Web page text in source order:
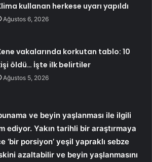
kullanan herkese uyarı yapıldı
Ağustos 6, 2026
vakalarında korkutan tablo: 10
öldü… İşte ilk belirtiler
Ağustos 5, 2026
ve beyin yaşlanması ile ilgili
ediyor. Yakın tarihli bir araştırmaya
‘bir porsiyon’ yeşil yapraklı sebze
azaltabilir ve beyin yaşlanmasını